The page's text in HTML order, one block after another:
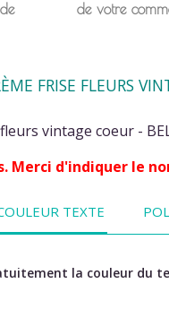
de votre
FRISE FLEURS
vintage coeur -
Merci d'indiquer le
TEXTE
la couleur du